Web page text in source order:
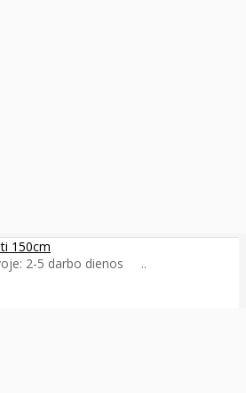
150cm
2-5 darbo dienos ..